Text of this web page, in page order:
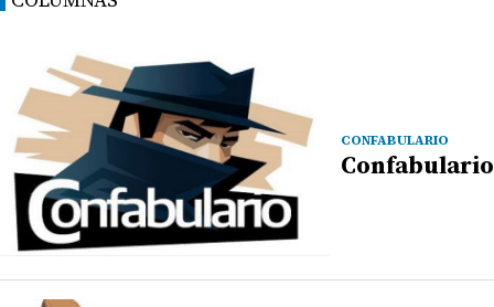
CONFABULARIO
Confabulario